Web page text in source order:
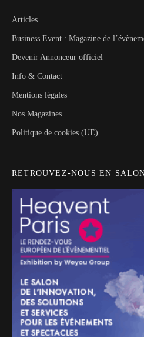
Articles
Business Event : Magazine de
Devenir Annonceur officiel
Info & Contact
Mentions légales
Nos Magazines
Politique de cookies (UE)
RETROUVEZ-NOUS EN